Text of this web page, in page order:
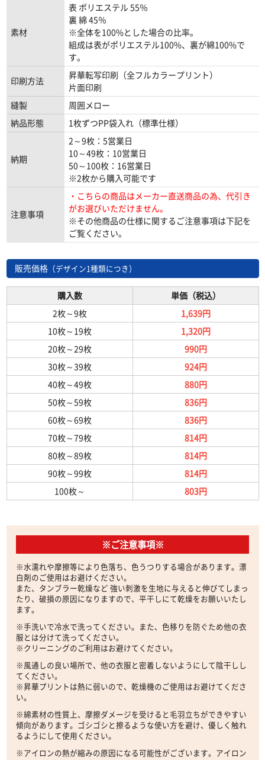
素材
表 ポリエステル 55％
裏 綿 45％
※全体を100%とした場合の比率。
組成は表がポリエステル100%、裏が綿100%で
す。
印刷方法
昇華転写印刷（全フルカラープリント）
片面印刷
縫製
周囲メロー
納品形態
1枚ずつPP袋入れ（標準仕様）
納期
2～9枚：5営業日
10～49枚：10営業日
50～100枚：16営業日
※2枚から購入可能です
注意事項
・こちらの商品はメーカー直送商品の為、代引き
がお選びいただけません。
※その他商品の仕様に関するご注意事項は下記を
ご覧ください。
販売価格（デザイン1種類につき）
購入数
単価（税込）
2枚～9枚
1,639円
10枚～ 19枚
1,320円
20枚～29枚
990円
30枚～ 39枚
924円
40枚～49枚
880円
50枚～ 59枚
836円
60枚～69枚
836円
70枚～79枚
814円
80枚～89枚
814円
90枚～99枚
814円
100枚～ 803円
※ご注意事項※
※水濡れや摩擦等により色落ち、色うつりする場合があります。漂
白剤のご使用はお避けください。
また、タンブラー乾燥など 強い刺激を生地に与えると伸びてしまっ
たり、破損の原因になりますので、平干しにて乾燥をお願いいたし
ます。
※手洗いで冷水で洗ってください。また、色移りを防ぐため他の衣
服とは分けて洗ってください。
※クリーニングのご利用はお避けてください。
※風通しの良い場所で、他の衣服と密着しないようにして陰干しし
てください。
※昇華プリントは熱に弱いので、乾燥機のご使用はお避けてくださ
い。
※綿素材の性質上、摩擦ダメージを受けると毛羽立ちができやすい
傾向があります。ゴシゴシと擦るような使い方を避け、優しく触れ
るようにして使用ください。
※アイロンの熱が縮みの原因になる可能性がございます。アイロン